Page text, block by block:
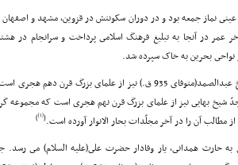
نماز جمعه بود و در دوران سکونتش در قزوین، مشهد و
بحرین به خاک سپرده شد.
پدر بزرگ شیخ بهایى، شیخ عبدالصمد(متوفاى 935 ق.) نیز از
876 یا 886 ق.) جدّ شیخ بهایى نیز از علماى بزرگ قرن نهم هجرى است که
مطالب آن را در آخر مجلّدات بحار الانوار آورده است.(
[1]
)
حارث همدانى، یار وفادار حضرت على(علیه السلام) مى رسد.